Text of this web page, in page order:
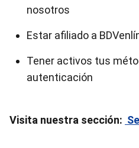
nosotros
Estar afiliado a
Tener activos tus
autenticación
Visita nuestra sección: